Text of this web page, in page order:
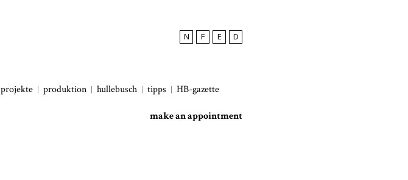
N F E D
projekte produktion hullebusch tipps HB-gazette
make an appointment